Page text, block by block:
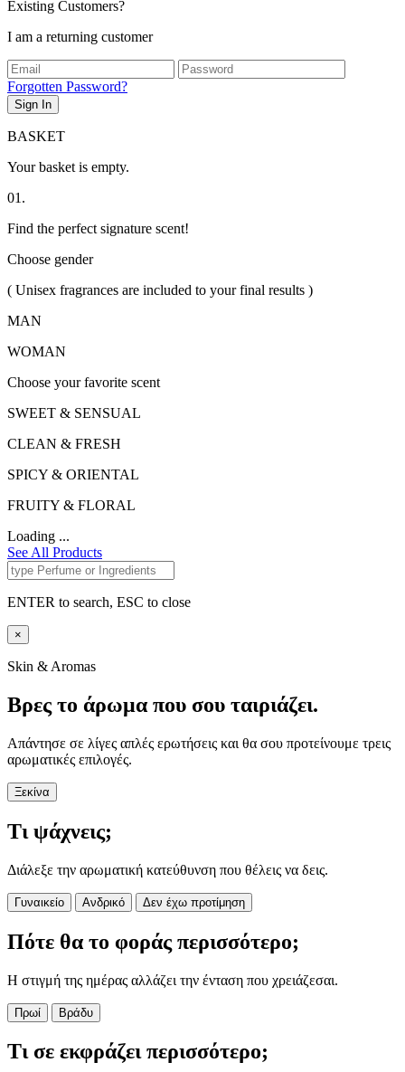
Existing Customers?
I am a returning customer
Forgotten Password?
Sign In
BASKET
Your basket is empty.
01.
Find the perfect signature scent!
Choose gender
( Unisex fragrances are included to your final results )
MAN
WOMAN
Choose your favorite scent
SWEET & SENSUAL
CLEAN & FRESH
SPICY & ORIENTAL
FRUITY & FLORAL
Loading ...
See All Products
ENTER to search, ESC to close
×
Skin & Aromas
Βρες το άρωμα που σου ταιριάζει.
Απάντησε σε λίγες απλές ερωτήσεις και θα σου προτείνουμε τρεις
αρωματικές επιλογές.
Ξεκίνα
Τι ψάχνεις;
Διάλεξε την αρωματική κατεύθυνση που θέλεις να δεις.
Γυναικείο Ανδρικό Δεν έχω προτίμηση
Πότε θα το φοράς περισσότερο;
Η στιγμή της ημέρας αλλάζει την ένταση που χρειάζεσαι.
Πρωί Βράδυ
Τι σε εκφράζει περισσότερο;